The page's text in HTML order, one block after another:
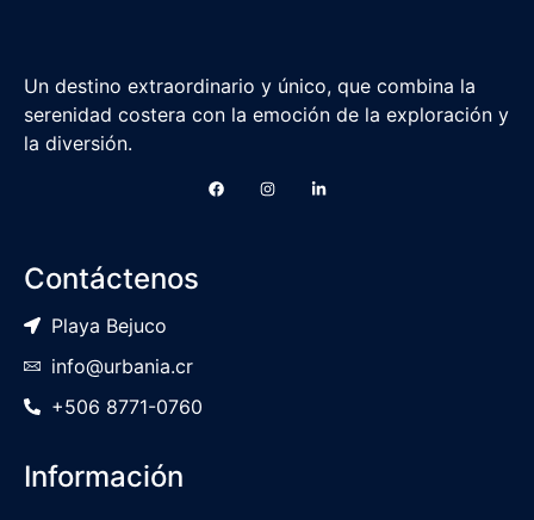
Un destino extraordinario y único, que combina la
serenidad costera con la emoción de la exploración y
la diversión.
Contáctenos
Playa Bejuco
info@urbania.cr
+506 8771-0760
Información